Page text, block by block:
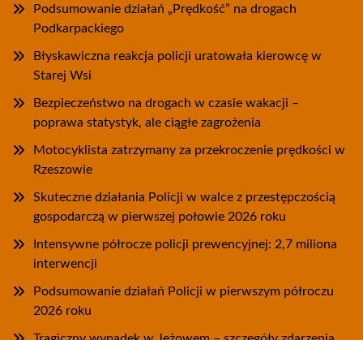
Podsumowanie działań „Prędkość” na drogach
Podkarpackiego
Błyskawiczna reakcja policji uratowała kierowcę w
Starej Wsi
Bezpieczeństwo na drogach w czasie wakacji –
poprawa statystyk, ale ciągłe zagrożenia
Motocyklista zatrzymany za przekroczenie prędkości w
Rzeszowie
Skuteczne działania Policji w walce z przestępczością
gospodarczą w pierwszej połowie 2026 roku
Intensywne półrocze policji prewencyjnej: 2,7 miliona
interwencji
Podsumowanie działań Policji w pierwszym półroczu
2026 roku